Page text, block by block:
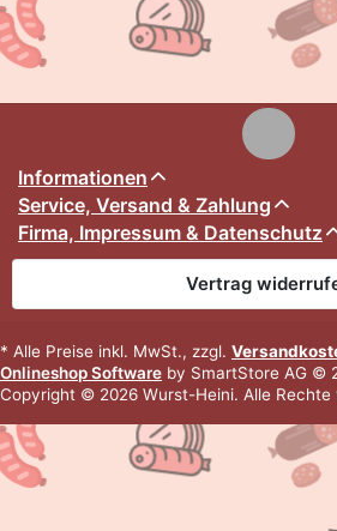
Informationen
Service, Versand & Zahlung
Firma, Impressum & Datenschutz
Vertrag
* Alle Preise inkl. MwSt., zzgl.
Onlineshop Software by SmartStore AG ©
Copyright © 2026 Wurst-Heini. Alle Rechte